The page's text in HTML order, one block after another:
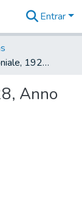
Entrar
Il Pasquino Coloniale, 1928, Anno XX, n. 1002
Anno